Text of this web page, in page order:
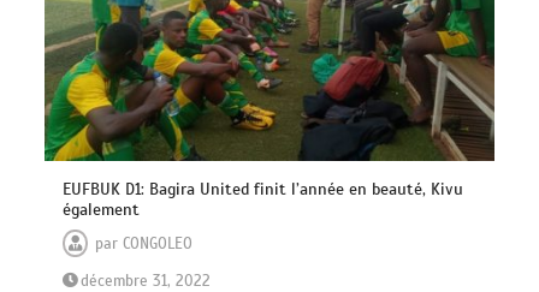
EUFBUK D1: Bagira United finit l’année en beauté, Kivu
également
parCONGOLEO
décembre 31, 2022